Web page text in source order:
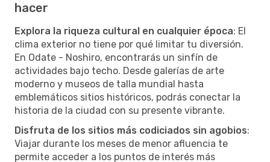
hacer
Explora la riqueza cultural en cualquier época: El
clima exterior no tiene por qué limitar tu diversión.
En Odate - Noshiro, encontrarás un sinfín de
actividades bajo techo. Desde galerías de arte
moderno y museos de talla mundial hasta
emblemáticos sitios históricos, podrás conectar la
historia de la ciudad con su presente vibrante.
Disfruta de los sitios más codiciados sin agobios:
Viajar durante los meses de menor afluencia te
permite acceder a los puntos de interés más